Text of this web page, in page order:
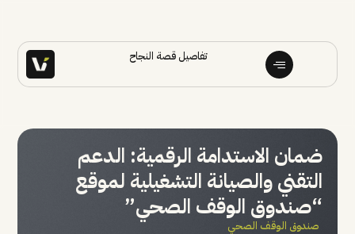
تفاصيل قصة النجاح
ضمان الاستدامة الرقمية: الدعم
التقني والصيانة التشغيلية لموقع
“صندوق الوقف الصحي”
صندوق الوقف الصحي